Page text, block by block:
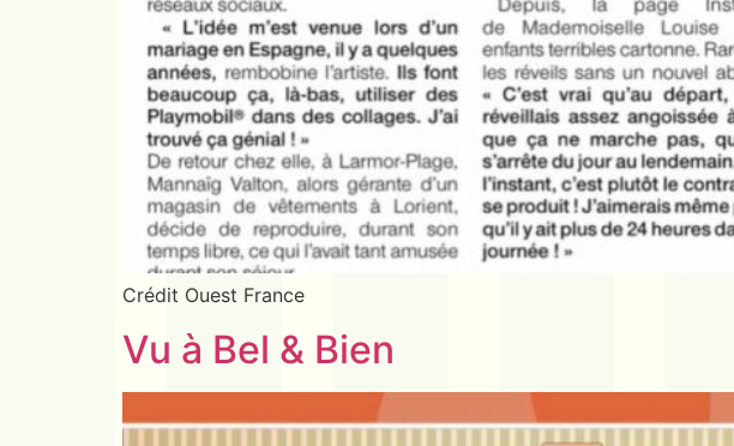
Crédit Ouest France
Vu à Bel & Bien